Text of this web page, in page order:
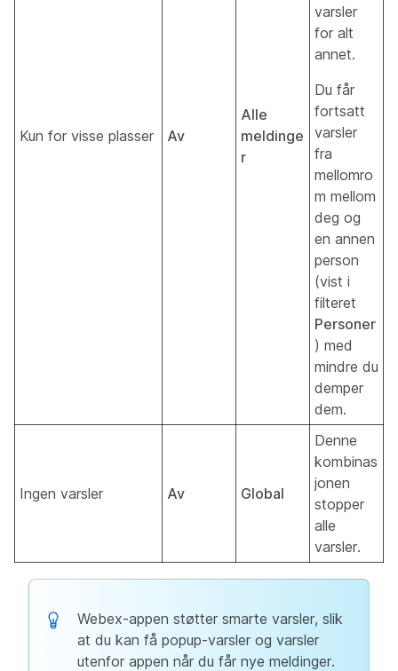
Kun for visse plasser Av
Alle
meldinge
r
varsler
for alt
annet.
Du får
fortsatt
varsler
fra
mellomro
m mellom
deg og
en annen
person
(vist i
filteret
Personer
) med
mindre du
demper
dem.
Ingen varsler Av Global
Denne
kombinas
jonen
stopper
alle
varsler.
Webex-appen støtter smarte varsler, slik
at du kan få popup-varsler og varsler
utenfor appen når du får nye meldinger.